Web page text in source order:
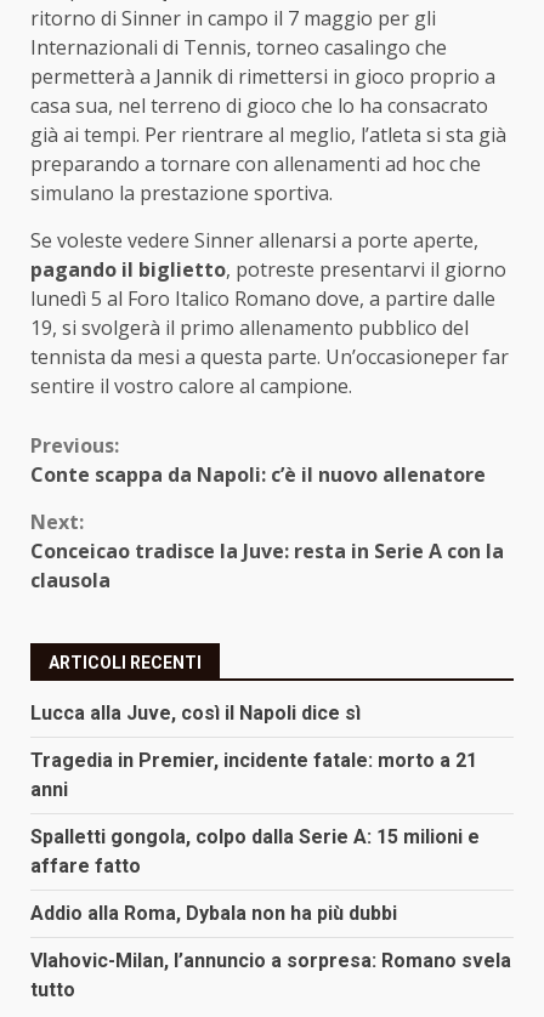
ritorno di Sinner in campo il 7 maggio per gli
Internazionali di Tennis, torneo casalingo che
permetterà a Jannik di rimettersi in gioco proprio a
casa sua, nel terreno di gioco che lo ha consacrato
già ai tempi. Per rientrare al meglio, l’atleta si sta già
preparando a tornare con allenamenti ad hoc che
simulano la prestazione sportiva.
Se voleste vedere Sinner allenarsi a porte aperte,
pagando il biglietto, potreste presentarvi il giorno
lunedì 5 al Foro Italico Romano dove, a partire dalle
19, si svolgerà il primo allenamento pubblico del
tennista da mesi a questa parte. Un’occasioneper far
sentire il vostro calore al campione.
Continue
Reading
Previous:
Conte scappa da Napoli: c’è il nuovo allenatore
Next:
Conceicao tradisce la Juve: resta in Serie A con la
clausola
ARTICOLI RECENTI
Lucca alla Juve, così il Napoli dice sì
Tragedia in Premier, incidente fatale: morto a 21
anni
Spalletti gongola, colpo dalla Serie A: 15 milioni e
affare fatto
Addio alla Roma, Dybala non ha più dubbi
Vlahovic-Milan, l’annuncio a sorpresa: Romano svela
tutto